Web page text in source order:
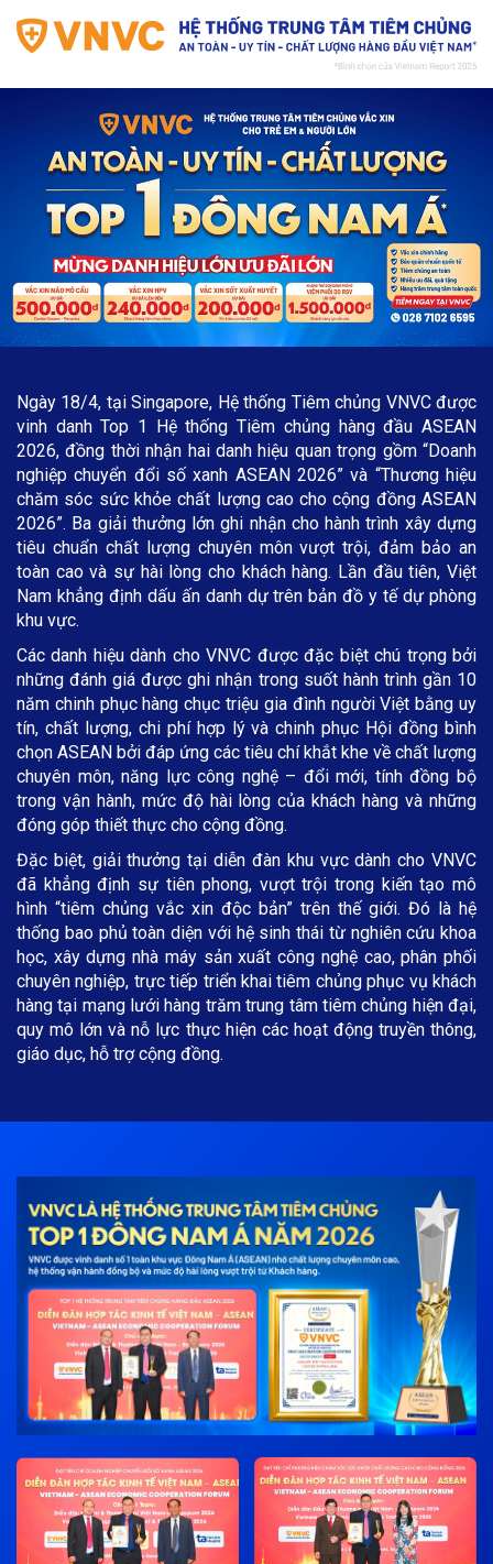
Ngày 18/4, tại Singapore, Hệ thống Tiêm chủng VNVC được
vinh danh Top 1 Hệ thống Tiêm chủng hàng đầu ASEAN
2026, đồng thời nhận hai danh hiệu quan trọng gồm “Doanh
nghiệp chuyển đổi số xanh ASEAN 2026” và “Thương hiệu
chăm sóc sức khỏe chất lượng cao cho cộng đồng ASEAN
2026”. Ba giải thưởng lớn ghi nhận cho hành trình xây dựng
tiêu chuẩn chất lượng chuyên môn vượt trội, đảm bảo an
toàn cao và sự hài lòng cho khách hàng. Lần đầu tiên, Việt
Nam khẳng định dấu ấn danh dự trên bản đồ y tế dự phòng
khu vực.
Các danh hiệu dành cho VNVC được đặc biệt chú trọng bởi
những đánh giá được ghi nhận trong suốt hành trình gần 10
năm chinh phục hàng chục triệu gia đình người Việt bằng uy
tín, chất lượng, chi phí hợp lý và chinh phục Hội đồng bình
chọn ASEAN bởi đáp ứng các tiêu chí khắt khe về chất lượng
chuyên môn, năng lực công nghệ – đổi mới, tính đồng bộ
trong vận hành, mức độ hài lòng của khách hàng và những
đóng góp thiết thực cho cộng đồng.
Đặc biệt, giải thưởng tại diễn đàn khu vực dành cho VNVC
đã khẳng định sự tiên phong, vượt trội trong kiến tạo mô
hình “tiêm chủng vắc xin độc bản” trên thế giới. Đó là hệ
thống bao phủ toàn diện với hệ sinh thái từ nghiên cứu khoa
học, xây dựng nhà máy sản xuất công nghệ cao, phân phối
chuyên nghiệp, trực tiếp triển khai tiêm chủng phục vụ khách
hàng tại mạng lưới hàng trăm trung tâm tiêm chủng hiện đại,
quy mô lớn và nỗ lực thực hiện các hoạt động truyền thông,
giáo dục, hỗ trợ cộng đồng.